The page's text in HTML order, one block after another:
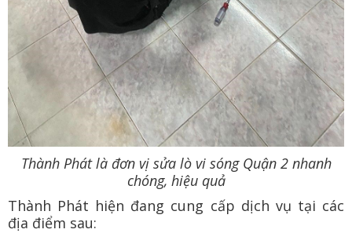
Thành Phát là đơn vị sửa lò vi sóng Quận 2 nhanh
chóng, hiệu quả
Thành Phát hiện đang cung cấp dịch vụ tại các
địa điểm sau: